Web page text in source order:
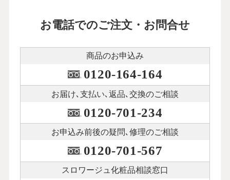
お電話でのご注文・お問合せ
商品のお申込み
0120-164-164
お届け､支払い､ 返品､交換のご相談
0120-701-234
お申込み前後の疑問､修理のご相談
0120-701-567
スロワージュ化粧品相談窓口